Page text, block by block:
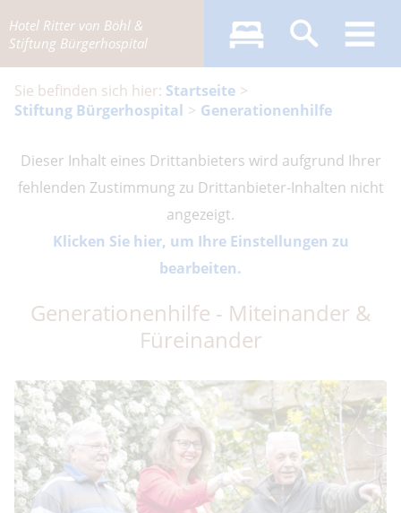
Hotel Ritter von Böhl &
Stiftung Bürgerhospital
Startseite
Stiftung Bürgerhospital
Generationenhilfe
Dieser Inhalt eines Drittanbieters wird aufgrund Ihrer
fehlenden Zustimmung zu Drittanbieter-Inhalten nicht
angezeigt.
Klicken Sie hier, um Ihre Einstellungen zu
bearbeiten.
Generationenhilfe - Miteinander &
Füreinander